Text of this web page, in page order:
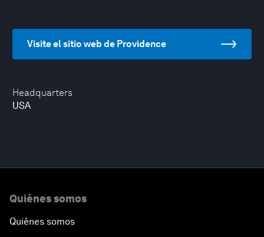
Headquarters
USA
Visite el sitio web de Providence
Quiénes somos
Quiénes somos